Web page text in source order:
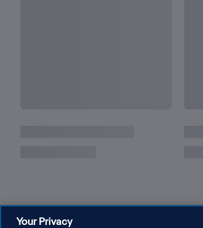
Your Privacy